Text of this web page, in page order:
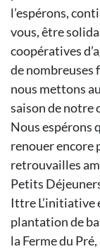
l’espérons,
vous, être
coopératives
denombreuses
nous mettons
saison de notre
Nous espérons
renouerencore
retrouvailles
Petits
IttreL’initiative
plantation de
la Fermedu